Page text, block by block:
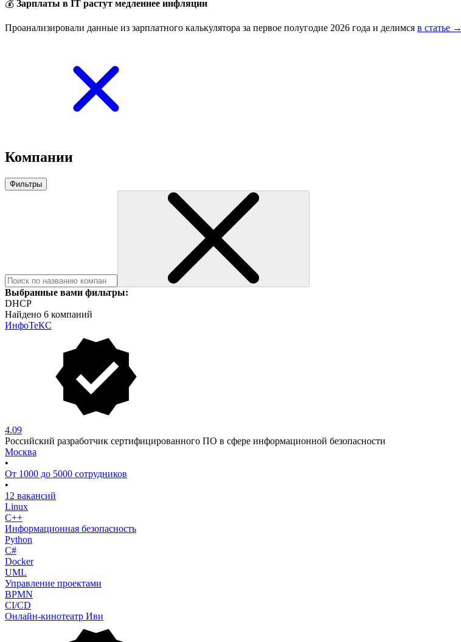
💰 Зарплаты в IT растут медленнее инфляции
Проанализировали данные из зарплатного калькулятора за первое полугодие 2026 года и делимся в статье →
Компании
Фильтры
Выбранные вами фильтры:
DHCP
Найдено 6 компаний
ИнфоТеКС
4.09
Российский разработчик сертифицированного ПО в сфере информационной безопасности
Москва
•
От 1000 до 5000 сотрудников
•
12 вакансий
Linux
C++
Информационная безопасность
Python
C#
Docker
UML
Управление проектами
BPMN
CI/CD
Онлайн-кинотеатр Иви